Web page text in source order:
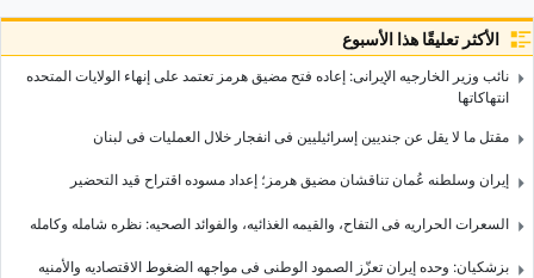
الأكثر تعليقًا هذا الأسبوع
نائب وزیر الخارجیه الإیرانی: إعاده فتح مضیق هرمز تعتمد على إنهاء الولایات المتحده
انتهاکاتها
مقتل ما لا یقل عن جندیین إسرائیلیین فی انفجار خلال العملیات فی لبنان
إیران وسلطنه عُمان تناقشان مضیق هرمز؛ إعداد مسوده اقتراح قید التحضیر
السعرات الحراریه فی التفاح، والقیمه الغذائیه، والفوائد الصحیه: نظره شامله وکامله
بزشکیان: وحده إیران تعزّز الصمود الوطنی فی مواجهه الضغوط الاقتصادیه والأمنیه